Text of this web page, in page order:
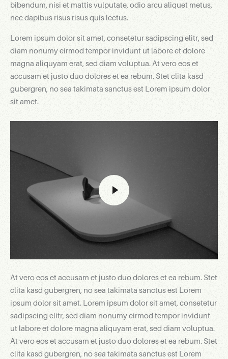
bibendum, nisi et mattis vulputate, odio arcu aliquet metus,
nec dapibus risus risus quis lectus.
Lorem ipsum dolor sit amet, consetetur sadipscing elitr, sed
diam nonumy eirmod tempor invidunt ut labore et dolore
magna aliquyam erat, sed diam voluptua. At vero eos et
accusam et justo duo dolores et ea rebum. Stet clita kasd
gubergren, no sea takimata sanctus est Lorem ipsum dolor
sit amet.
At vero eos et accusam et justo duo dolores et ea rebum. Stet
clita kasd gubergren, no sea takimata sanctus est Lorem
ipsum dolor sit amet. Lorem ipsum dolor sit amet, consetetur
sadipscing elitr, sed diam nonumy eirmod tempor invidunt
ut labore et dolore magna aliquyam erat, sed diam voluptua.
At vero eos et accusam et justo duo dolores et ea rebum. Stet
clita kasd gubergren, no sea takimata sanctus est Lorem